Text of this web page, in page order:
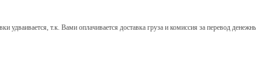
т.к. Вами оплачивается доставка груза и комиссия за перевод